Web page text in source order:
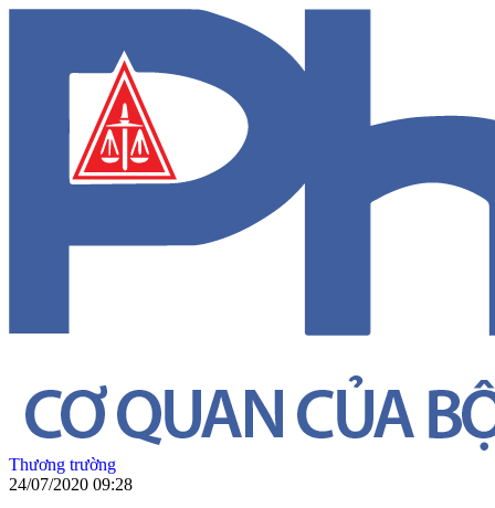
Thương trường
24/07/2020 09:28